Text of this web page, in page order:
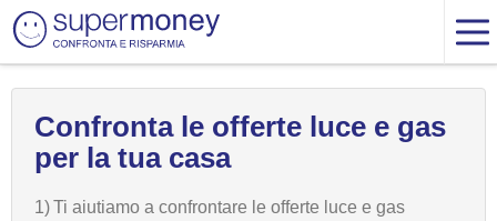
Confronta le offerte luce e gas
per la tua casa
1)Ti aiutiamo a confrontare le offerte luce e gas